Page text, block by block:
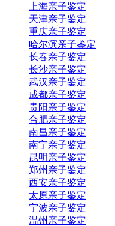
上海亲子鉴定
天津亲子鉴定
重庆亲子鉴定
哈尔滨亲子鉴定
长春亲子鉴定
长沙亲子鉴定
武汉亲子鉴定
成都亲子鉴定
贵阳亲子鉴定
合肥亲子鉴定
南昌亲子鉴定
南宁亲子鉴定
昆明亲子鉴定
郑州亲子鉴定
西安亲子鉴定
太原亲子鉴定
宁波亲子鉴定
温州亲子鉴定